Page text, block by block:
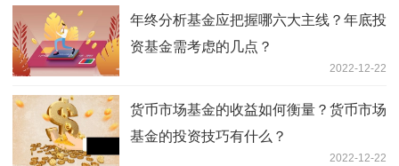
年终分析基金应把握哪六大主线？年底投
资基金需考虑的几点？
2022-12-22
货币市场基金的收益如何衡量？货币市场
基金的投资技巧有什么？
2022-12-22